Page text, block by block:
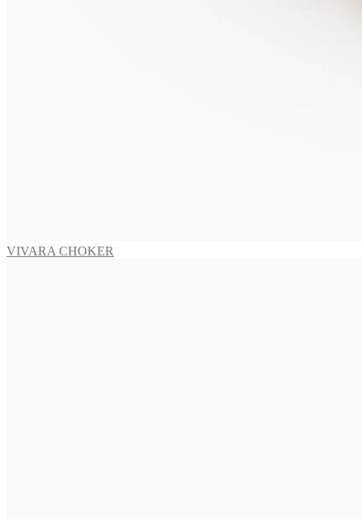
VIVARA CHOKER